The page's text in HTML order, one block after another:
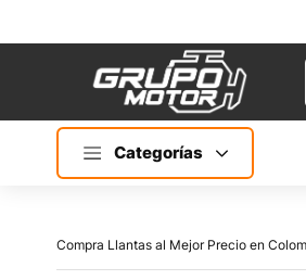
Categorías
Compra Llantas al Mejor Precio en